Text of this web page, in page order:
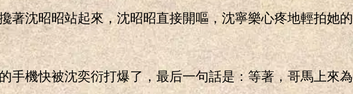
昭昭站起來，沈昭昭直接開嘔，沈寧樂心疼地輕拍她的
機快被沈奕衍打爆了，最后一句話是：等著，哥馬上來為